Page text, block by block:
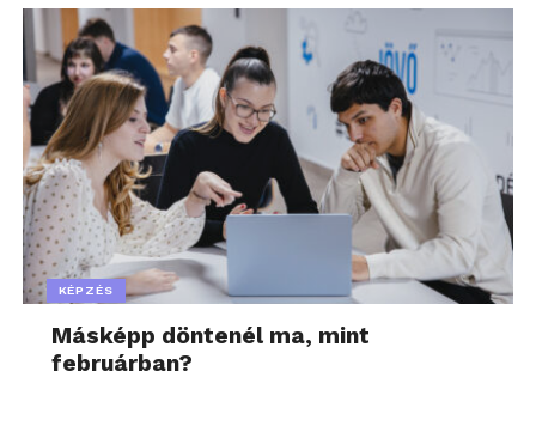
KÉPZÉS
Másképp döntenél ma, mint
februárban?